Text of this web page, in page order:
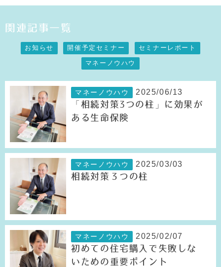
関連記事一覧
お知らせ 開催予定セミナー セミナーレポート
マネーノウハウ
マネーノウハウ 2025/06/13
「相続対策3つの柱」に効果が
ある生命保険
マネーノウハウ 2025/03/03
相続対策３つの柱
マネーノウハウ 2025/02/07
初めての住宅購入で失敗しな
いための重要ポイント